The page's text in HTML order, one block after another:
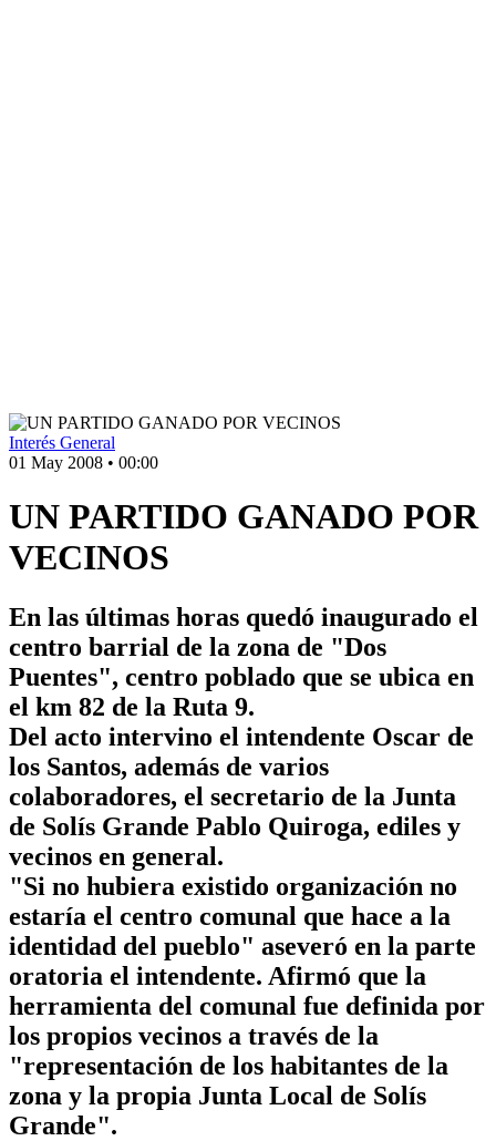
Interés General
01 May 2008 • 00:00
UN PARTIDO GANADO POR
VECINOS
En las últimas horas quedó inaugurado el
centro barrial de la zona de "Dos
Puentes", centro poblado que se ubica en
el km 82 de la Ruta 9.
Del acto intervino el intendente Oscar de
los Santos, además de varios
colaboradores, el secretario de la Junta
de Solís Grande Pablo Quiroga, ediles y
vecinos en general.
"Si no hubiera existido organización no
estaría el centro comunal que hace a la
identidad del pueblo" aseveró en la parte
oratoria el intendente. Afirmó que la
herramienta del comunal fue definida por
los propios vecinos a través de la
"representación de los habitantes de la
zona y la propia Junta Local de Solís
Grande".